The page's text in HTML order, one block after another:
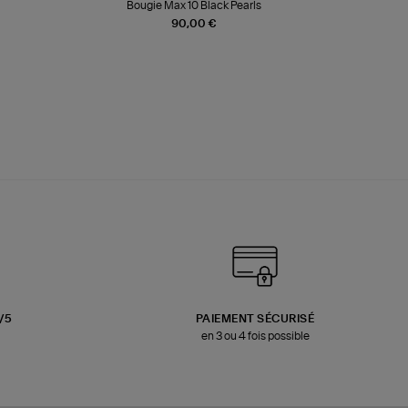
90,00 €
Bougie Max 10 Black Pearls
5
PAIEMENT SÉCURISÉ
en 3 ou 4 fois possible